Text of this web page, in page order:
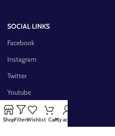
SOCIAL LINKS
Facebook
Instagram
Twitter
Youtube
Pinterest
FB Group
ShopFiltersWishlist CartMy account